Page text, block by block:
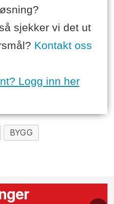
sjekker vi det ut
Kontakt oss
Logg inn her
BYGG